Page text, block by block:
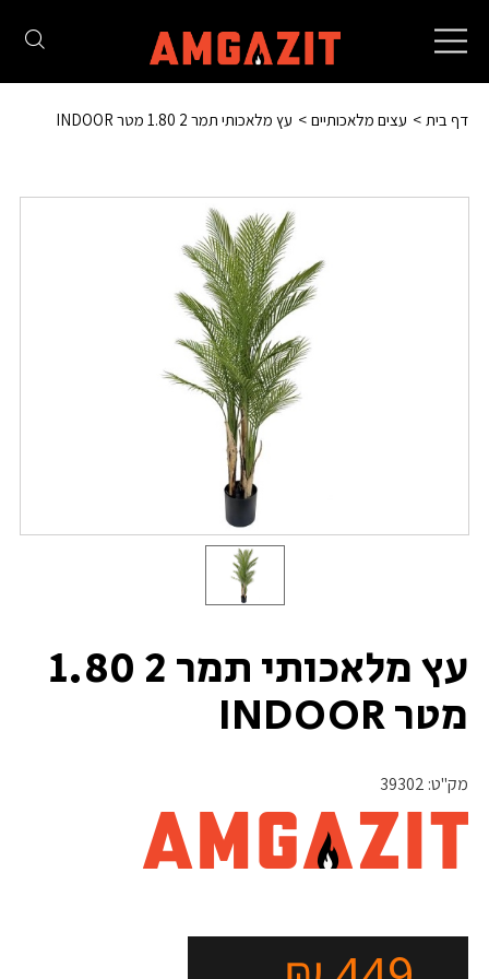
Toggle
navigation
דף בית עצים מלאכותיים עץ מלאכותי תמר 2 1.80 מטר INDOOR
עץ מלאכותי תמר 2 1.80
מטר INDOOR
מק"ט: 39302